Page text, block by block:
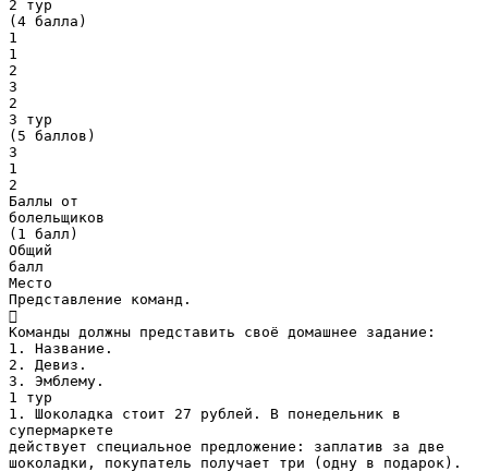
2 тур
(4 балла)
1
1
2
3
2
3 тур
(5 баллов)
3
1
2
Баллы от
болельщиков
(1 балл)
Общий
балл
Место
Представление команд.

Команды должны представить своё домашнее задание:
1. Название.
2. Девиз.
3. Эмблему.
1 тур
1. Шоколадка стоит 27 рублей. В понедельник в
супермаркете
действует специальное предложение: заплатив за две
шоколадки, покупатель получает три (одну в подарок).